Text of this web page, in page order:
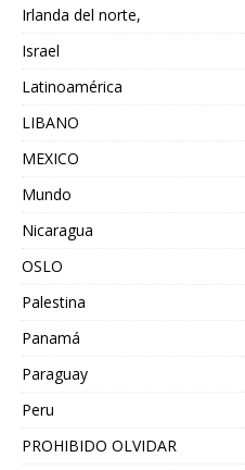
Irlanda del norte,
Israel
Latinoamérica
LIBANO
MEXICO
Mundo
Nicaragua
OSLO
Palestina
Panamá
Paraguay
Peru
PROHIBIDO OLVIDAR